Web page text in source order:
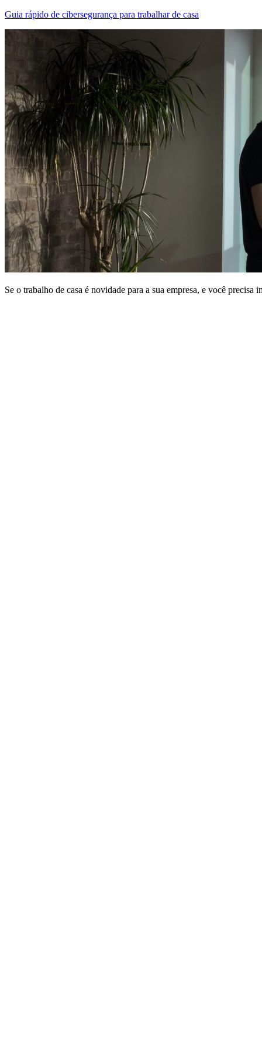
Guia rápido de cibersegurança para trabalhar de casa
Se o trabalho de casa é novidade para a sua empresa, e você